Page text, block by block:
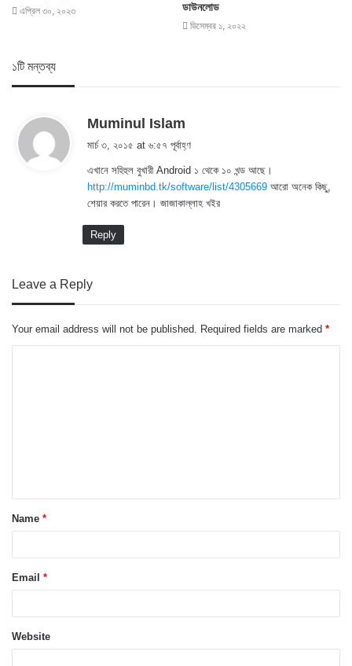
এপ্রিল ৩০, ২০২৩
ডাউনলোড
ডিসেম্বর ১, ২০২২
১টি মন্তব্য
Muminul Islam
s
:
মার্চ ৩, ২০১৫ at ৬:৫৭ পূর্বাহ্ণ
এখানে সহিহুল বুখারী Android ১ থেকে ১০ খন্ড আছে।
http://muminbd.tk/software/list/4305669 আরো অনেক কিছু,
শেয়ার করতে পারেন। জাজাকাল্লাহ খইর
Reply
Leave a Reply
Your email address will not be published. Required fields are marked *
Name *
Email *
Website